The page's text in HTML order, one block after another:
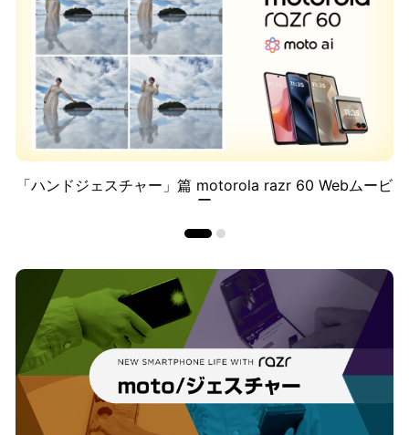
ンドジェスチャー」篇 motorola razr 60 Webムービ